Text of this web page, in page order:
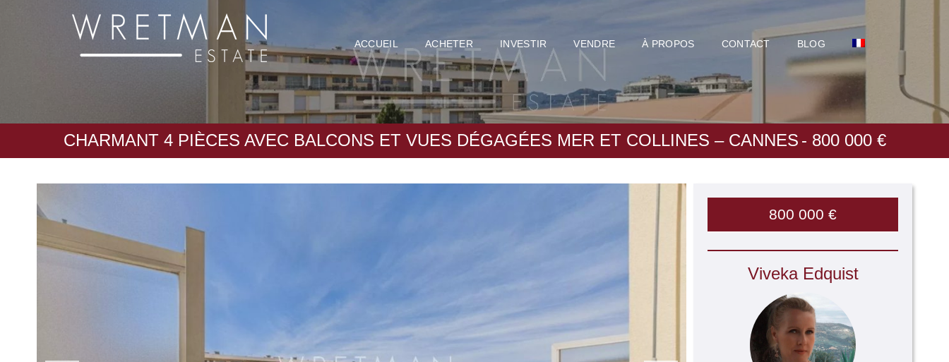
ACCUEIL ACHETER INVESTIR VENDRE À PROPOS CONTACT BLOG
CHARMANT 4 PIÈCES AVEC BALCONS ET VUES DÉGAGÉES MER ET COLLINES – CANNES - 800 000 €
800 000 €
Viveka Edquist